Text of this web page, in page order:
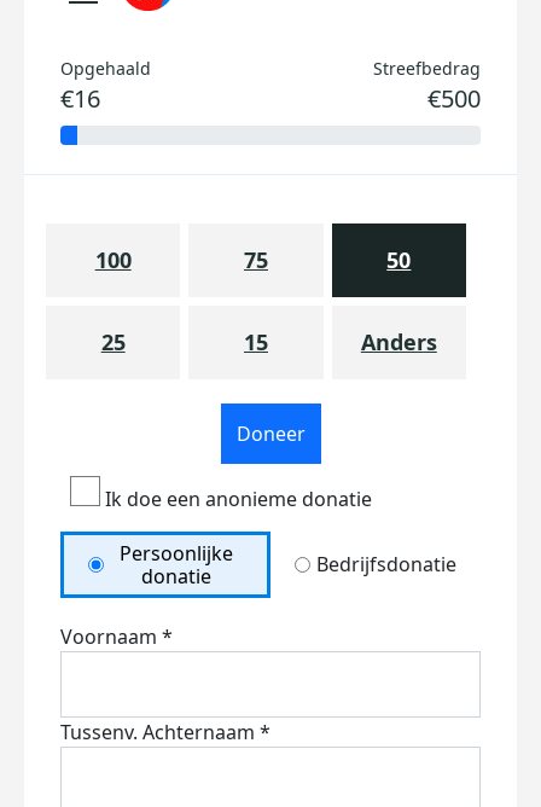
Opgehaald
€16
Streefbedrag
€500
100 75 50
25 15 Anders
Doneer
Ik doe een anonieme donatie
Persoonlijke
donatie
Bedrijfsdonatie
Voornaam *
Tussenv. Achternaam *